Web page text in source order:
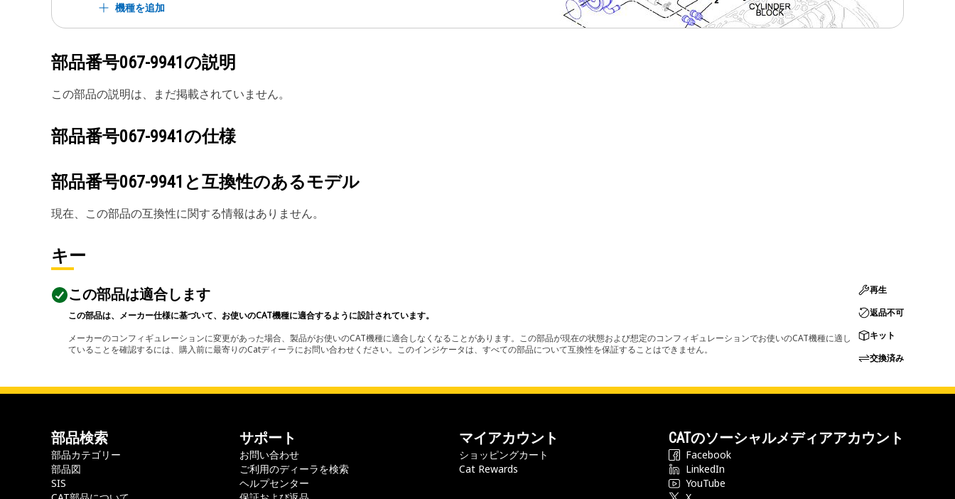
機種を追加
部品番号067-9941 の説明
この部品の説明は、まだ掲載されていません。
部品番号067-9941 の仕様
部品番号067-9941 と互換性のあるモデル
現在、この部品の互換性に関する情報はありません。
キー
この部品は適合します
この部品は、メーカー仕様に基づいて、お使いのCAT機種に適合するように設計されています。
メーカーのコンフィギュレーションに変更があった場合、製品がお使いのCAT機種に適合しなくなることがあります。この部品が現在の状態および想定のコンフィギュレーションでお使いのCAT機種に適し
ていることを確認するには、購入前に最寄りのCatディーラにお問い合わせください。このインジケータは、すべての部品について互換性を保証することはできません。
再生
返品不可
キット
交換済み
部品検索
部品カテゴリー
部品図
SIS
サポート
お問い合わせ
ご利用のディーラを検索
ヘルプセンター
マイアカウント
ショッピングカート
Cat Rewards
CATのソーシャルメディアアカウント
Facebook
LinkedIn
YouTube